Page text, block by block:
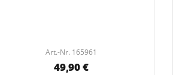
Art.-Nr. 165961
49,90 €